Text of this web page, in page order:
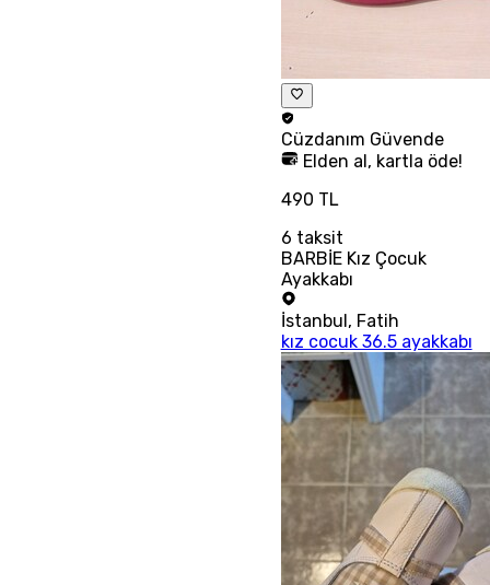
Cüzdanım Güvende
Elden al, kartla öde!
490 TL
6 taksit
BARBİE Kız Çocuk
Ayakkabı
İstanbul, Fatih
kız cocuk 36.5 ayakkabı